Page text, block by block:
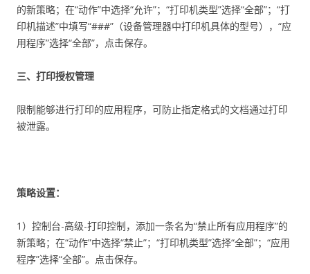
的新策略；在“动作”中选择“允许”；“打印机类型”选择“全部”；“打
印机描述”中填写“###”（设备管理器中打印机具体的型号），“应
用程序”选择“全部”，点击保存。
三、打印授权管理
限制能够进行打印的应用程序，可防止指定格式的文档通过打印
被泄露。
策略设置：
1）控制台-高级-打印控制，添加一条名为“禁止所有应用程序”的
新策略；在“动作”中选择“禁止”；“打印机类型”选择“全部”；“应用
程序”选择“全部”。点击保存。